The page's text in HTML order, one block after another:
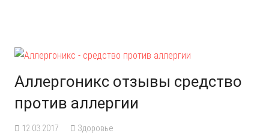
Аллергоникс отзывы средство
против аллергии
12.03.2017
Здоровье